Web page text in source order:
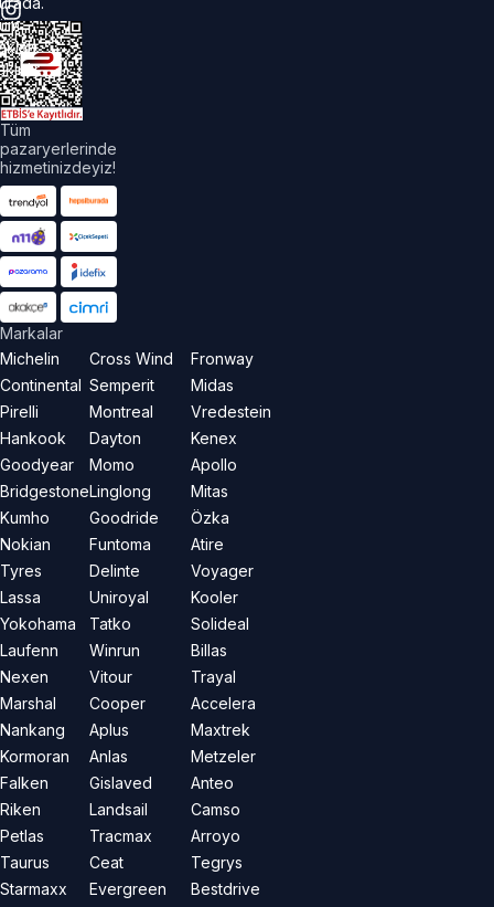
Tüm
pazaryerlerinde
hizmetinizdeyiz!
Markalar
Michelin
Continental
Pirelli
Hankook
Goodyear
Bridgestone
Kumho
Nokian
Tyres
Lassa
Yokohama
Laufenn
Nexen
Marshal
Nankang
Kormoran
Falken
Riken
Petlas
Taurus
Starmaxx
Cross Wind
Semperit
Montreal
Dayton
Momo
Linglong
Goodride
Funtoma
Delinte
Uniroyal
Tatko
Winrun
Vitour
Cooper
Aplus
Anlas
Gislaved
Landsail
Tracmax
Ceat
Evergreen
Fronway
Midas
Vredestein
Kenex
Apollo
Mitas
Özka
Atire
Voyager
Kooler
Solideal
Billas
Trayal
Accelera
Maxtrek
Metzeler
Anteo
Camso
Arroyo
Tegrys
Bestdrive